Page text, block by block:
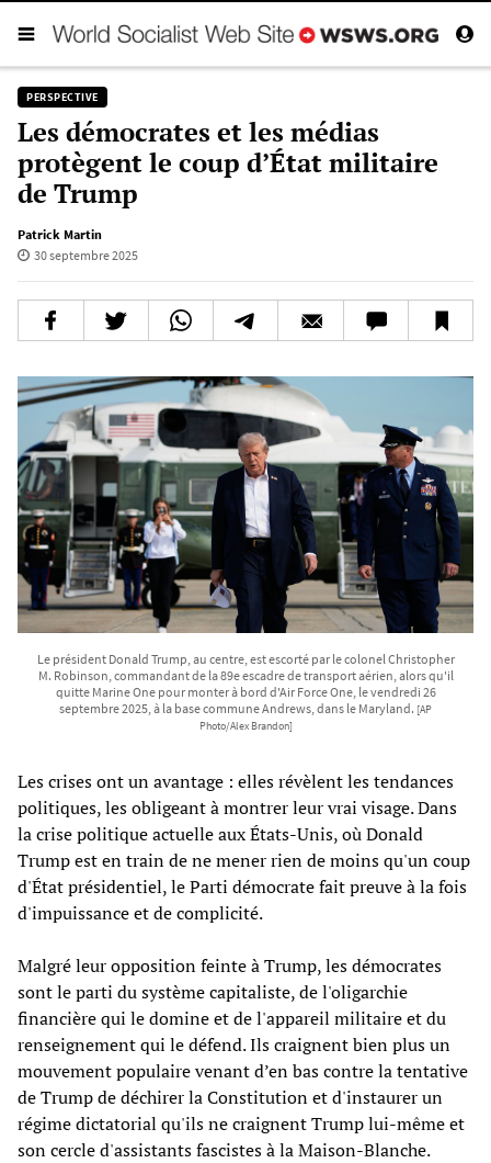
PERSPECTIVE
Les démocrates et les médias
protègent le coup d’État militaire
de Trump
Patrick Martin
30 septembre 2025
Le président Donald Trump, au centre, est escorté par le colonel Christopher
M. Robinson, commandant de la 89e escadre de transport aérien, alors qu'il
quitte Marine One pour monter à bord d'Air Force One, le vendredi 26
septembre 2025, à la base commune Andrews, dans le Maryland. [AP
Photo/Alex Brandon]
Les crises ont un avantage : elles révèlent les tendances
politiques, les obligeant à montrer leur vrai visage. Dans
la crise politique actuelle aux États-Unis, où Donald
Trump est en train de ne mener rien de moins qu'un coup
d'État présidentiel, le Parti démocrate fait preuve à la fois
d'impuissance et de complicité.
Malgré leur opposition feinte à Trump, les démocrates
sont le parti du système capitaliste, de l'oligarchie
financière qui le domine et de l'appareil militaire et du
renseignement qui le défend. Ils craignent bien plus un
mouvement populaire venant d’en bas contre la tentative
de Trump de déchirer la Constitution et d'instaurer un
régime dictatorial qu'ils ne craignent Trump lui-même et
son cercle d'assistants fascistes à la Maison-Blanche.